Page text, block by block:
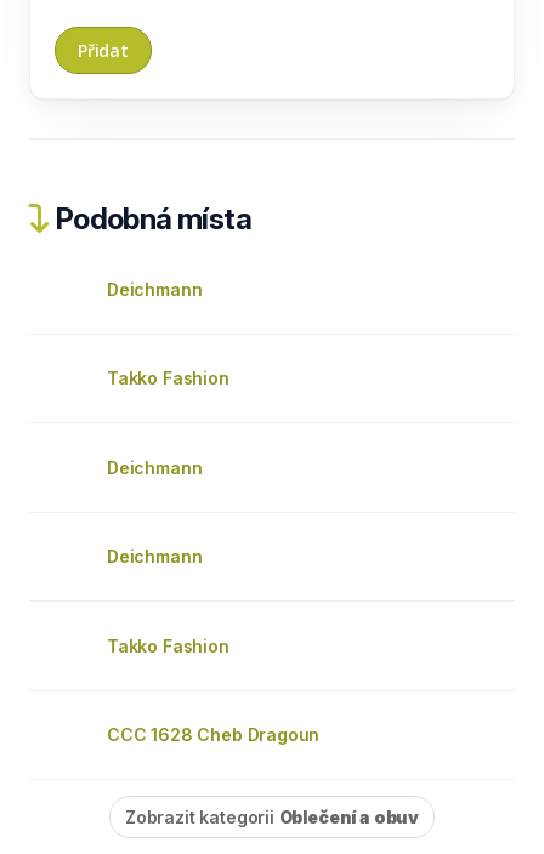
Podobná místa
Deichmann
Takko Fashion
Deichmann
Deichmann
Takko Fashion
CCC 1628 Cheb Dragoun
Zobrazit kategorii Oblečení a obuv